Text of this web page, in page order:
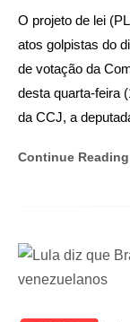
O projeto de lei
atos golpistas do
de votação da
desta quarta-feira
da CCJ, a
Continue Reading